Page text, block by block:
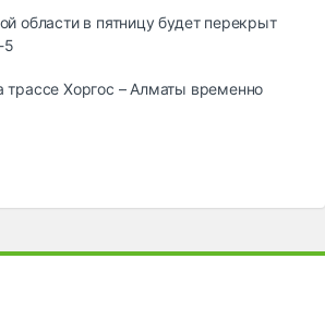
области в пятницу будет перекрыт
5
трассе Хоргос – Алматы временно